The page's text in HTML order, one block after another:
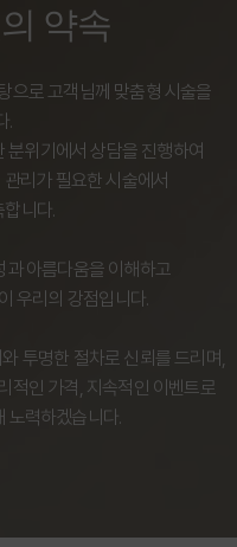
약속
으로 고객님께 맞춤형 시술을
.
분위기에서 상담을 진행하여
리가 필요한 시술에서
합니다.
아름다움을 이해하고
우리의 강점입니다.
투명한 절차로 신뢰를 드리며,
적인 가격, 지속적인 이벤트로
노력하겠습니다.